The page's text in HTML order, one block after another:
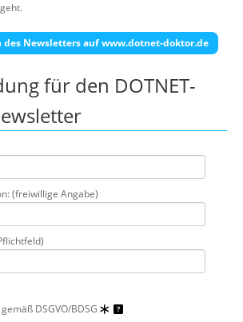
des Newsletters auf www.dotnet-doktor.de
für den DOTNET-
(freiwillige Angabe)
DSGVO/BDSG